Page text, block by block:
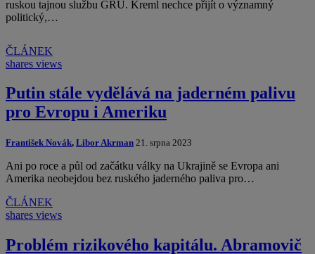
ruskou tajnou službu GRU. Kreml nechce přijít o významný
politický,…
ČLÁNEK
shares views
Putin stále vydělává na jaderném palivu
pro Evropu i Ameriku
František Novák, Libor Akrman 21. srpna 2023
Ani po roce a půl od začátku války na Ukrajině se Evropa ani
Amerika neobejdou bez ruského jaderného paliva pro…
ČLÁNEK
shares views
Problém rizikového kapitálu. Abramovič